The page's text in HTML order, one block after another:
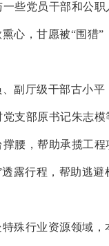
些党员干部和公
心，甘愿被“围猎”
副厅级干部古小平
支部原书记朱志
腰，帮助承揽工
露行程，帮助逃
殊行业资源领域